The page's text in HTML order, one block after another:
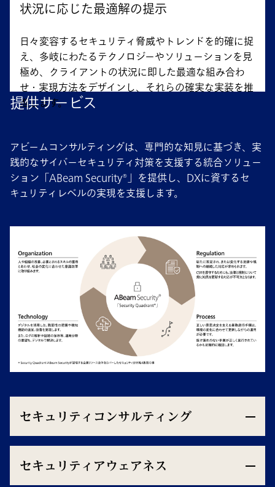
状況に応じた最適解の提示
日々変容するセキュリティ脅威やトレンドを的確に捉
え、多岐にわたるテクノロジーやソリューションを見
極め、クライアントの状況に即した最適な組み合わ
せ・実現方法をデザインし、それらの確実な実装を推
進します。
提供サービス
アビームコンサルティングは、専門的な知見に基づき、実
践的なサイバーセキュリティ対策を支援する統合ソリュー
ション「ABeam Security®」を提供し、DXに資するセ
キュリティレベルの実現を支援します。
セキュリティコンサルティング
セキュリティアウェアネス